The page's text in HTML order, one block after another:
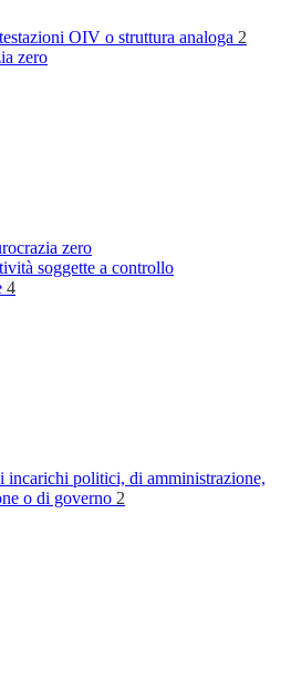
OIV o struttura analoga 2
zero
zero
soggette a controllo
4
incarichi politici, di amministrazione,
o di governo 2